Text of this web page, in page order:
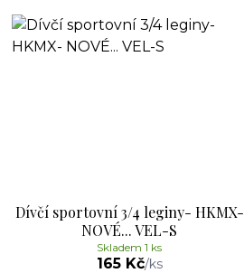
Dívčí sportovní 3/4 leginy- HKMX-
NOVÉ... VEL-S
165 Kč/ks
Skladem 1 ks